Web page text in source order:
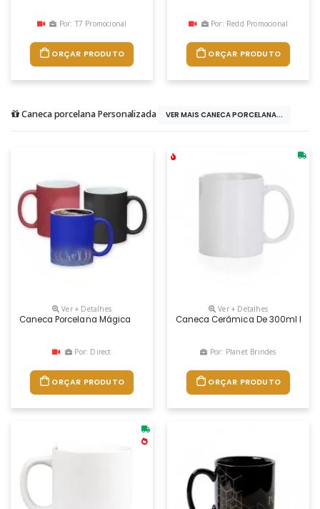
Por: T7 Promocional
ORÇAR PRODUTO
Por: Redd Promocional
ORÇAR PRODUTO
Caneca porcelana Personalizada VER MAIS CANECA PORCELANA...
Ver + Detalhes
Caneca Porcelana Mágica
Por: Direct
ORÇAR PRODUTO
Ver + Detalhes
Caneca Cerâmica De 300ml
Por: Planet Brindes
ORÇAR PRODUTO